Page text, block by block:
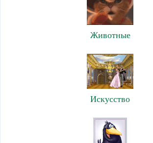
Животные
Искусство